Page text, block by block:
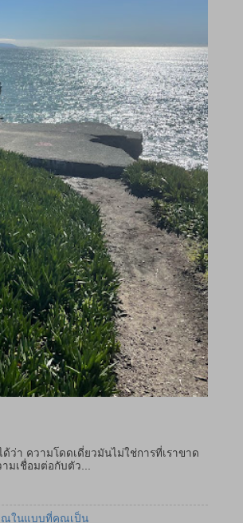
ว่า ความโดดเดี่ยวมันไม่ใช่การที่เราขาด
มเชื่อมต่อกับตัว...
ณในแบบที่คุณเป็น